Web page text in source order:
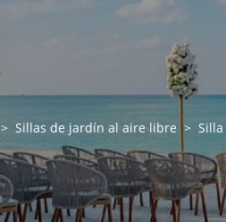
> Sillas de jardín al aire libre >